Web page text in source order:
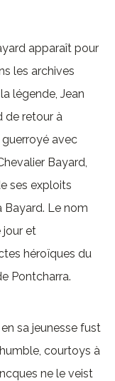
apparaît pour
les archives
légende, Jean
de retour à
avec
Bayard,
ses exploits
Bayard. Le nom
jour et
héroïques du
Pontcharra.
sa jeunesse fust
courtoys à
ne le veist